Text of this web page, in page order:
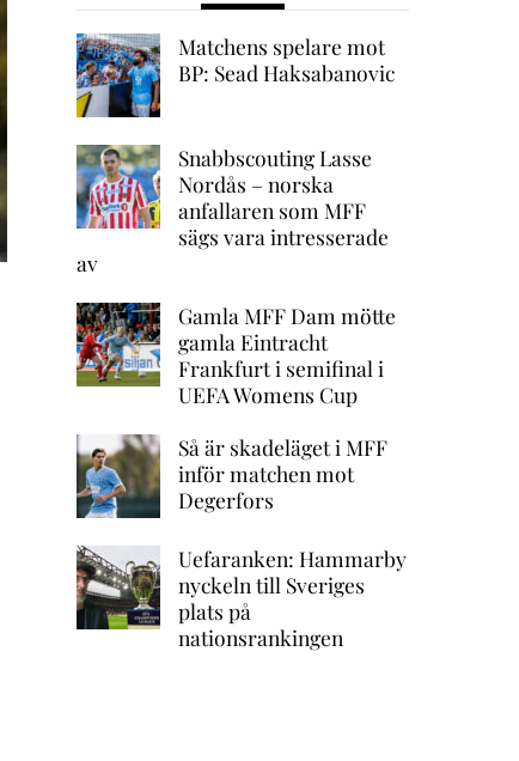
Matchens spelare mot
BP: Sead Haksabanovic
Snabbscouting Lasse
Nordås – norska
anfallaren som MFF
sägs vara intresserade
av
Gamla MFF Dam mötte
gamla Eintracht
Frankfurt i semifinal i
UEFA Womens Cup
Så är skadeläget i MFF
inför matchen mot
Degerfors
Uefaranken: Hammarby
nyckeln till Sveriges
plats på
nationsrankingen